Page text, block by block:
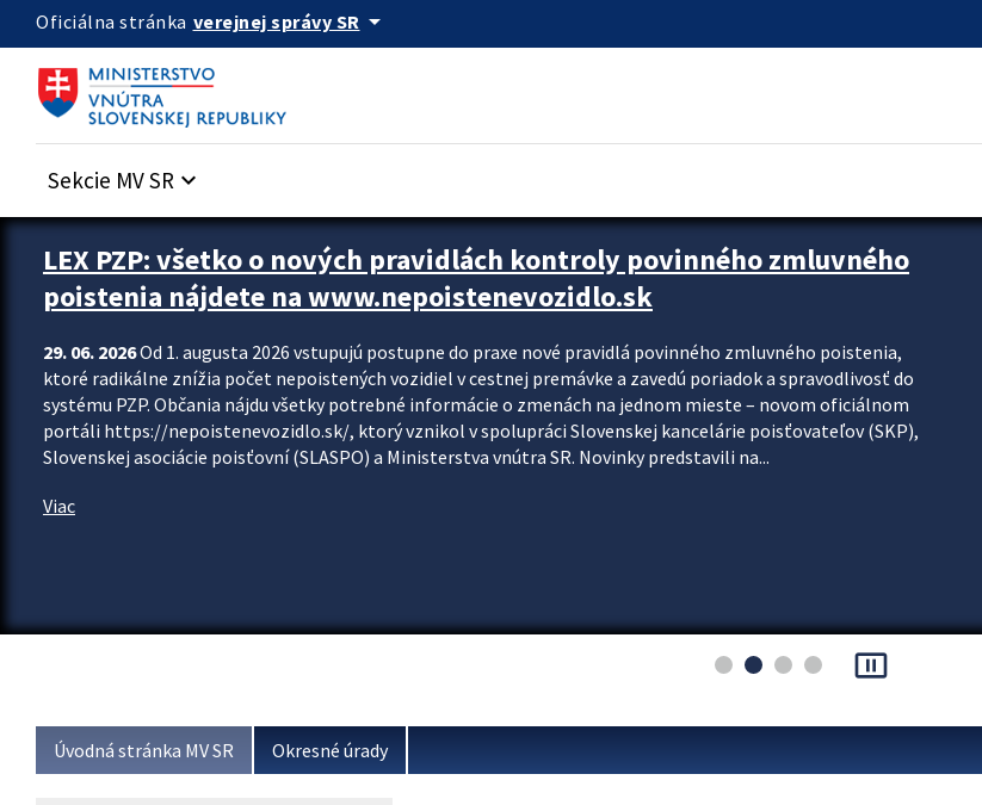
Preskocit na hlavný obsah
Oficiálna stránka verejnej správy SR arrow_drop_down
Sekcie MV SR keyboard_arrow_down
Zastavit automatický posun upútavok
LEX PZP: všetko o nových pravidlách kontroly povinného zmluvného
poistenia nájdete na www.nepoistenevozidlo.sk
29. 06. 2026Od 1. augusta 2026 vstupujú postupne do praxe nové pravidlá povinného zmluvného poistenia,
ktoré radikálne znížia počet nepoistených vozidiel v cestnej premávke a zavedú poriadok a spravodlivosť do
systému PZP. Občania nájdu všetky potrebné informácie o zmenách na jednom mieste – novom oficiálnom
portáli https://nepoistenevozidlo.sk/, ktorý vznikol v spolupráci Slovenskej kancelárie poisťovateľov (SKP),
Slovenskej asociácie poisťovní (SLASPO) a Ministerstva vnútra SR. Novinky predstavili na...
Viac
pause_presentation
Úvodná stránka MV SR Okresné úrady